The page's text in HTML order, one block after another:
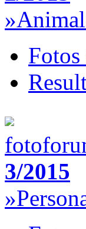
Fotos
3/2015